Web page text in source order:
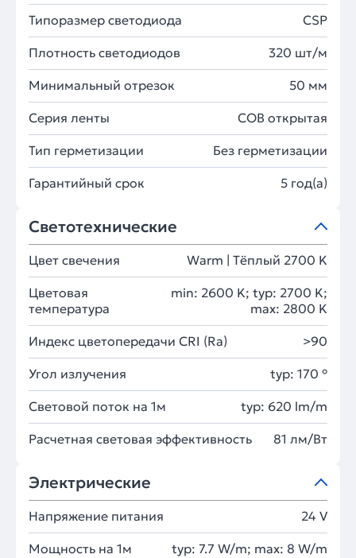
Типоразмер светодиода CSP
Плотность светодиодов 320 шт/м
Минимальный отрезок 50 мм
Серия ленты COB открытая
Тип герметизации Без герметизации
Гарантийный срок 5 год(а)
Светотехнические
Цвет свечения Warm | Тёплый 2700 K
Цветовая
температура
min: 2600 K; typ: 2700 K;
max: 2800 K
Индекс цветопередачи CRI (Ra) >90
Угол излучения typ: 170 °
Световой поток на 1м typ: 620 lm/m
Расчетная световая эффективность 81 лм/Вт
Электрические
Напряжение питания 24 V
Мощность на 1м typ: 7.7 W/m; max: 8 W/m